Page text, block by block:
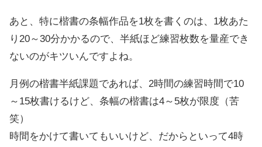
あと、特に楷書の条幅作品を1枚を書くのは、1枚あた
り20～30分かかるので、半紙ほど練習枚数を量産でき
ないのがキツいんですよね。
月例の楷書半紙課題であれば、2時間の練習時間で10
～15枚書けるけど、条幅の楷書は4～5枚が限度（苦
笑）
時間をかけて書いてもいいけど、だからといって4時